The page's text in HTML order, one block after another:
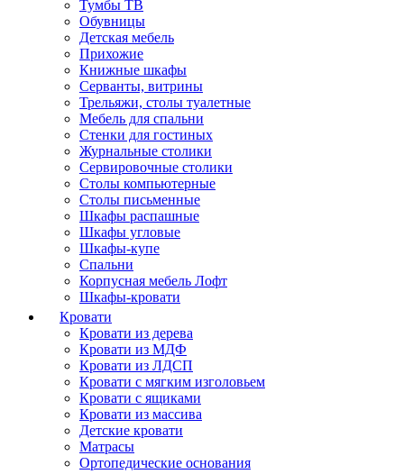
Тумбы ТВ
Обувницы
Детская мебель
Прихожие
Книжные шкафы
Серванты, витрины
Трельяжи, столы туалетные
Мебель для спальни
Стенки для гостиных
Журнальные столики
Сервировочные столики
Столы компьютерные
Столы письменные
Шкафы распашные
Шкафы угловые
Шкафы-купе
Спальни
Корпусная мебель Лофт
Шкафы-кровати
Кровати
Кровати из дерева
Кровати из МДФ
Кровати из ЛДСП
Кровати с мягким изголовьем
Кровати с ящиками
Кровати из массива
Детские кровати
Матрасы
Ортопедические основания